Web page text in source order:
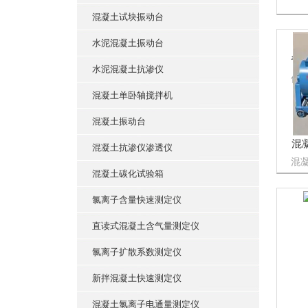
混凝土试块振动台
水泥混凝土振动台
水泥混凝土抗渗仪
混凝土单卧轴搅拌机
混凝土振动台
混凝土抗渗仪渗透仪
混凝土碳化试验箱
氯离子含量快速测定仪
直读式混凝土含气量测定仪
氯离子扩散系数测定仪
新拌混凝土快速测定仪
混凝土氯离子电通量测定仪
低
箱
《
防
制
验
局
混
混
强
机